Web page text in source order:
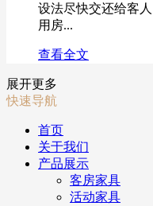
设法尽快交还给客
用房...
查看全文
展开更多
快速导航
首页
关于我们
产品展示
客房家具
活动家具